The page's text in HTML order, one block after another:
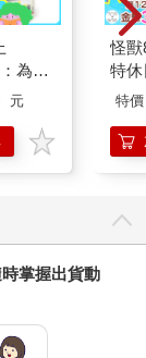
為了
擇手
元
怪獸
特
加購]
特價
掌握出貨動